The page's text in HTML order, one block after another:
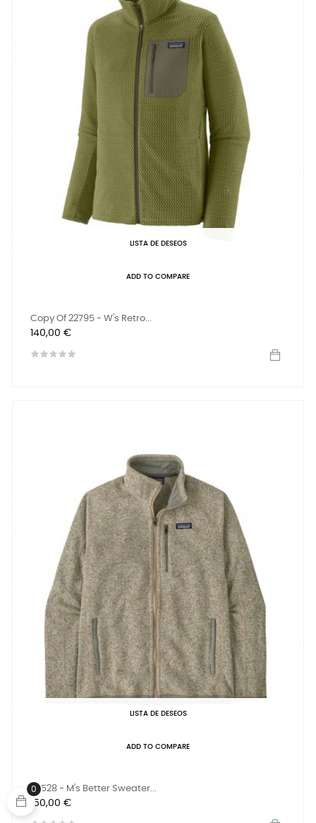
LISTA DE DESEOS
ADD TO COMPARE
Copy Of 22795 - W's Retro...
Precio
140,00 €
LISTA DE DESEOS
ADD TO COMPARE
25528 - M's Better Sweater...
Precio
150,00 €
0